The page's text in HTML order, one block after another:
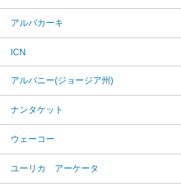
アルバカーキ
ICN
アルバニー(ジョージア州)
ナンタケット
ウェーコー
ユーリカ アーケータ